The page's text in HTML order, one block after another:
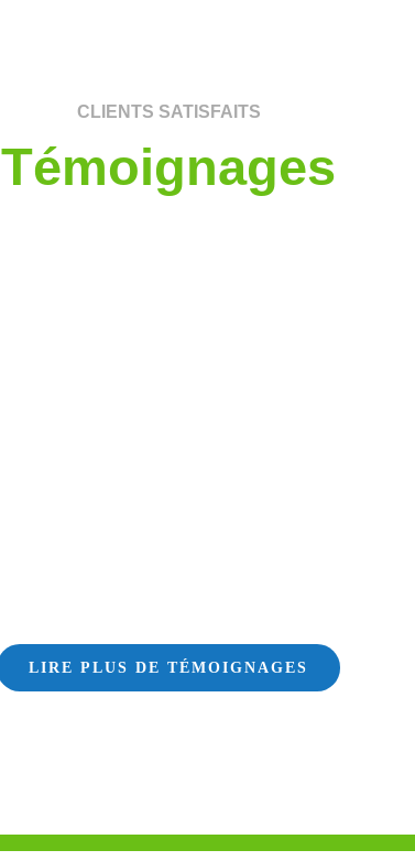
CLIENTS SATISFAITS
Témoignages
LIRE PLUS DE TÉMOIGNAGES